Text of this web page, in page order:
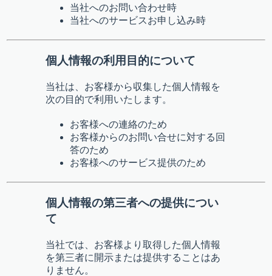
当社へのお問い合わせ時
当社へのサービスお申し込み時
個人情報の利用目的について
当社は、お客様から収集した個人情報を
次の目的で利用いたします。
お客様への連絡のため
お客様からのお問い合せに対する回
答のため
お客様へのサービス提供のため
個人情報の第三者への提供につい
て
当社では、お客様より取得した個人情報
を第三者に開示または提供することはあ
りません。